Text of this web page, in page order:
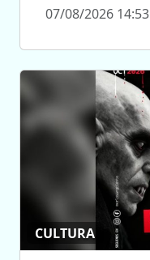
07/08/2026 14:53
CULTURA